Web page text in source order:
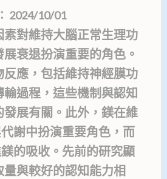
2024/10/01
素對維持大腦正常生理功
衰退扮演重要的角色。
應，包括維持神經膜功
過程，這些機制與認知
發展有關。此外，鎂在維
謝中扮演重要角色，而
的吸收。先前的研究顯
與較好的認知能力相